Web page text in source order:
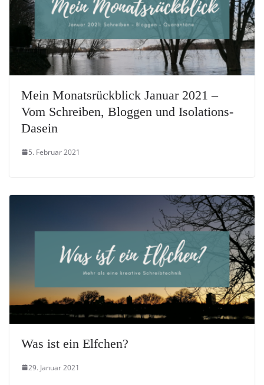
Mein Monatsrückblick Januar 2021 –
Vom Schreiben, Bloggen und Isolations-
Dasein
5. Februar 2021
Was ist ein Elfchen?
29. Januar 2021